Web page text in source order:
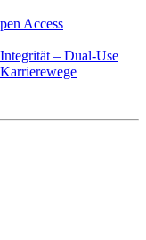
Access
– Dual-Use